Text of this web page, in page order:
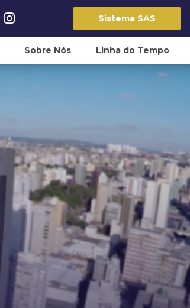
Sistema SAS
Sobre Nós Linha do Tempo